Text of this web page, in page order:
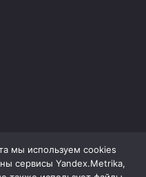
мы используем cookies
сервисы Yandex.Metrika,